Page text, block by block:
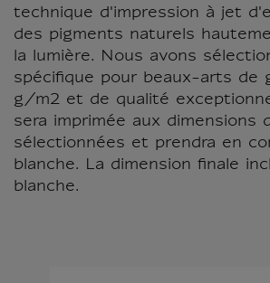
technique d'impression à jet
des pigments naturels
la lumière. Nous avons
spécifique pour beaux-arts de
g/m2 et de qualité
sera imprimée aux dimensions
sélectionnées et prendra en
blanche. La dimension finale
blanche.